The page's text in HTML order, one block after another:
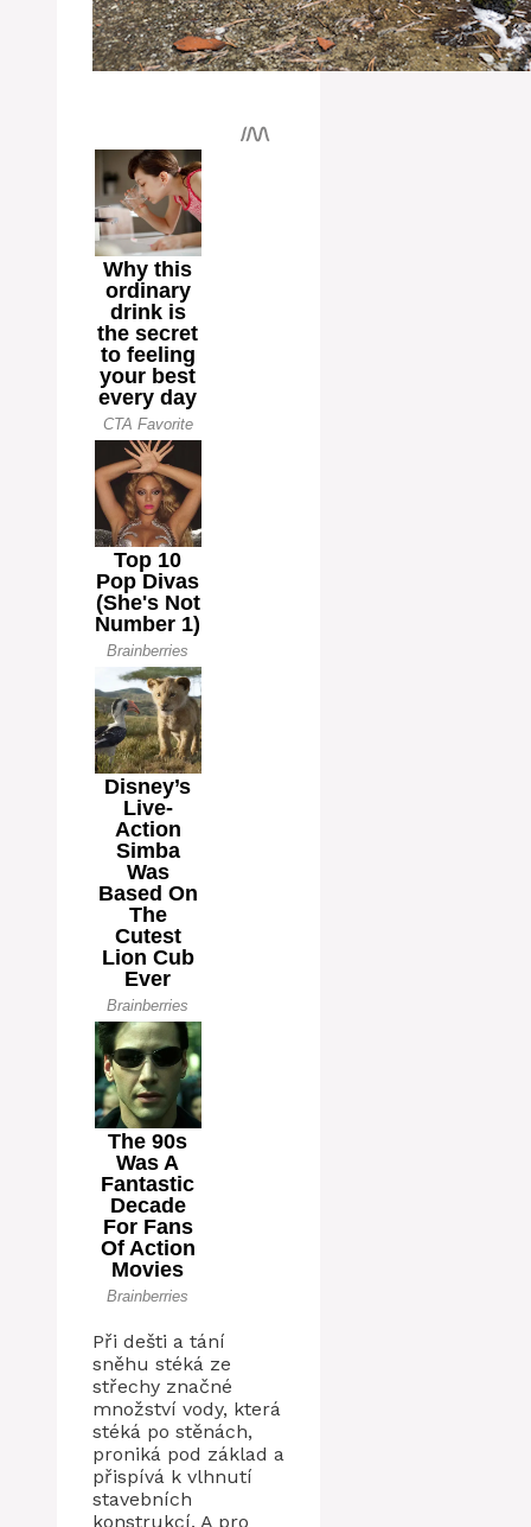
Při dešti a tání
sněhu stéká ze
střechy značné
množství vody, která
stéká po stěnách,
proniká pod základ a
přispívá k vlhnutí
stavebních
konstrukcí. A pro